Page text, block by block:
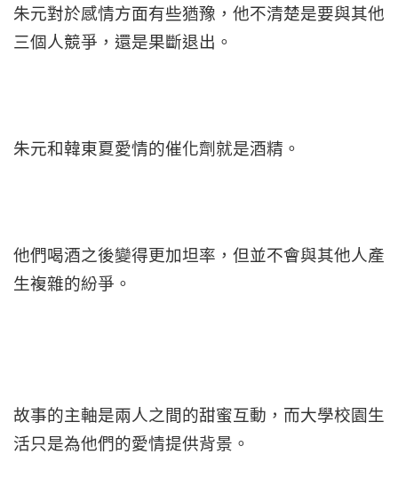
朱元對於感情方面有些猶豫，他不清楚是要與其他
三個人競爭，還是果斷退出。
朱元和韓東夏愛情的催化劑就是酒精。
他們喝酒之後變得更加坦率，但並不會與其他人產
生複雜的紛爭。
故事的主軸是兩人之間的甜蜜互動，而大學校園生
活只是為他們的愛情提供背景。